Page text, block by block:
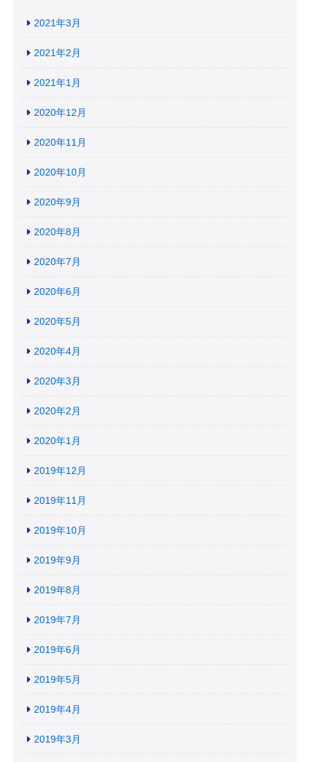
2021年3月
2021年2月
2021年1月
2020年12月
2020年11月
2020年10月
2020年9月
2020年8月
2020年7月
2020年6月
2020年5月
2020年4月
2020年3月
2020年2月
2020年1月
2019年12月
2019年11月
2019年10月
2019年9月
2019年8月
2019年7月
2019年6月
2019年5月
2019年4月
2019年3月